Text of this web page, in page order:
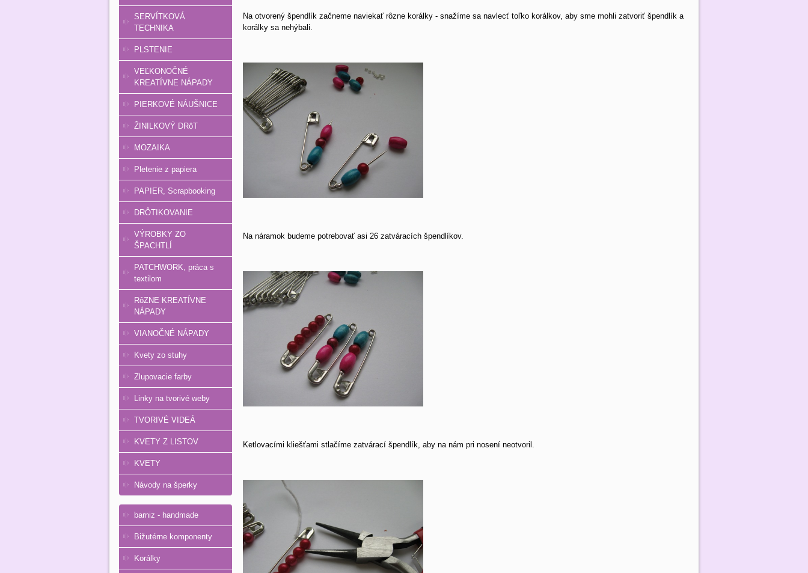
Na otvorený špendlík začneme naviekať rôzne korálky - snažíme sa navlecť toľko korálkov, aby sme mohli zatvoriť špendlík a
korálky sa nehýbali.
Na náramok budeme potrebovať asi 26 zatváracích špendlíkov.
Ketlovacími kliešťami stlačíme zatvárací špendlík, aby na nám pri nosení neotvoril.
SERVÍTKOVÁ
TECHNIKA
PLSTENIE
VEĽKONOČNÉ
KREATÍVNE NÁPADY
PIERKOVÉ NÁUŠNICE
ŽINILKOVÝ DRôT
MOZAIKA
Pletenie z papiera
PAPIER, Scrapbooking
DRÔTIKOVANIE
VÝROBKY ZO
ŠPACHTLÍ
PATCHWORK, práca s
textilom
RôZNE KREATÍVNE
NÁPADY
VIANOČNÉ NÁPADY
Kvety zo stuhy
Zlupovacie farby
Linky na tvorivé weby
TVORIVÉ VIDEÁ
KVETY Z LISTOV
KVETY
Návody na šperky
barniz - handmade
Bižutérne komponenty
Korálky